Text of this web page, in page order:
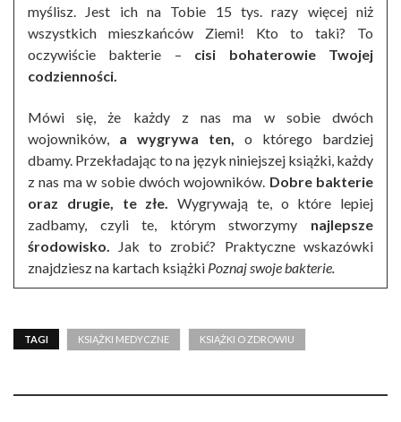
myślisz. Jest ich na Tobie 15 tys. razy więcej niż
wszystkich mieszkańców Ziemi! Kto to taki? To
oczywiście bakterie – cisi bohaterowie Twojej
codzienności.
Mówi się, że każdy z nas ma w sobie dwóch
wojowników, a wygrywa ten, o którego bardziej
dbamy. Przekładając to na język niniejszej książki, każdy
z nas ma w sobie dwóch wojowników. Dobre bakterie
oraz drugie, te złe. Wygrywają te, o które lepiej
zadbamy, czyli te, którym stworzymy najlepsze
środowisko. Jak to zrobić? Praktyczne wskazówki
znajdziesz na kartach książki Poznaj swoje bakterie.
TAGI KSIĄŻKI MEDYCZNE KSIĄŻKI O ZDROWIU